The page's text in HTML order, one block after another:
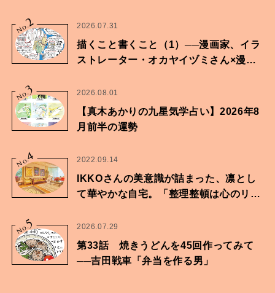
No.2 2026.07.31
描くこと書くこと（1）──漫画家、イラ
ストレーター・オカヤイヅミさん×漫画
No.3 2026.08.01
【真木あかりの九星気学占い】2026年8
月前半の運勢
No.4 2022.09.14
IKKOさんの美意識が詰まった、凛とし
て華やかな自宅。「整理整頓は心のリズ
No.5 2026.07.29
第33話 焼きうどんを45回作ってみて
──吉田戦車「弁当を作る男」